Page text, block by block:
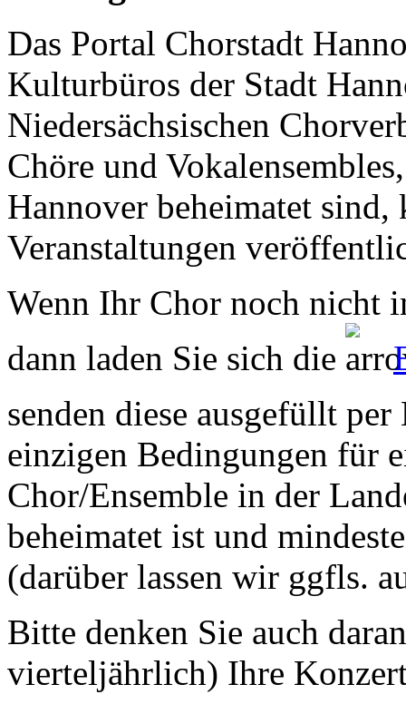
Das Portal Chorstadt
Kulturbüros der Stadt
Niedersächsischen
Chöre und
Hannover beheimatet sind,
Veranstaltungen
Wenn Ihr Chor noch nicht
dann laden Sie sich die
senden diese ausgefüllt
einzigen Bedingungen für
Chor/Ensemble in der
beheimatet ist und
(darüber lassen wir ggfls.
Bitte denken Sie auch
vierteljährlich) Ihre